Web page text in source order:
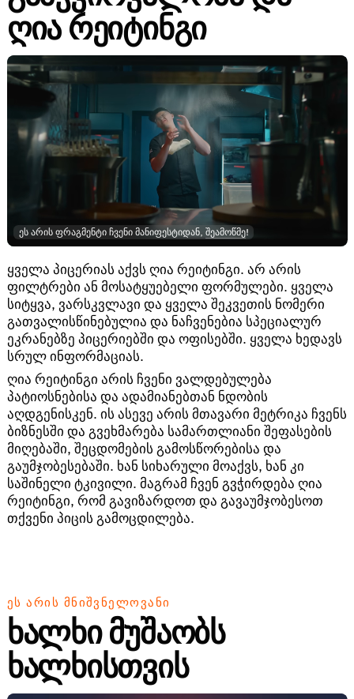
ღია რეიტინგი
ეს არის ფრაგმენტი ჩვენი მანიფესტიდან, შეამოწმე!
ყველა პიცერიას აქვს ღია რეიტინგი. არ არის
ფილტრები ან მოსატყუებელი ფორმულები. ყველა
სიტყვა, ვარსკვლავი და ყველა შეკვეთის ნომერი
გათვალისწინებულია და ნაჩვენებია სპეციალურ
ეკრანებზე პიცერიებში და ოფისებში. ყველა ხედავს
სრულ ინფორმაციას.
ღია რეიტინგი არის ჩვენი ვალდებულება
პატიოსნებისა და ადამიანებთან ნდობის
აღდგენისკენ. ის ასევე არის მთავარი მეტრიკა ჩვენს
ბიზნესში და გვეხმარება სამართლიანი შეფასების
მიღებაში, შეცდომების გამოსწორებისა და
გაუმჯობესებაში. ხან სიხარული მოაქვს, ხან კი
საშინელი ტკივილი. მაგრამ ჩვენ გვჭირდება ღია
რეიტინგი, რომ გავიზარდოთ და გავაუმჯობესოთ
თქვენი პიცის გამოცდილება.
ᲔᲡ ᲐᲠᲘᲡ ᲛᲜᲘᲨᲕᲜᲔᲚᲝᲕᲐᲜᲘ
ხალხი მუშაობს
ხალხისთვის